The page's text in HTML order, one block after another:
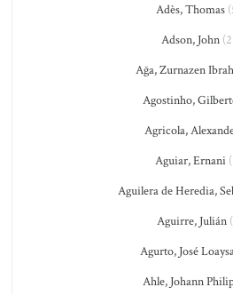
Adès, Thomas
Adson, John
Ağa, Zurnazen
Agostinho,
Agricola,
Aguiar, Ernani
Aguilera de Heredia,
Aguirre, Julián
Agurto, José
Ahle, Johann